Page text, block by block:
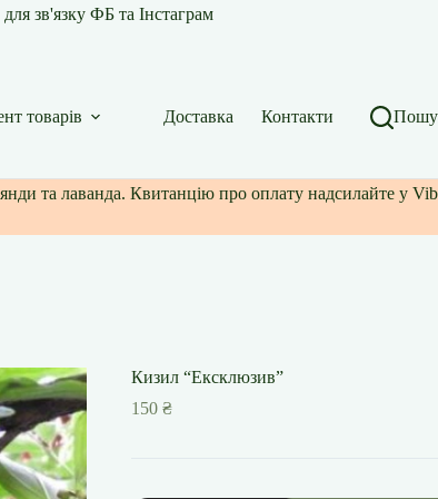
для зв'язку ФБ та Інстаграм
товарів Доставка Контакти
та лаванда. Квитанцію про оплату надсилайте у
Кизил “Ексклюзив”
150 ₴